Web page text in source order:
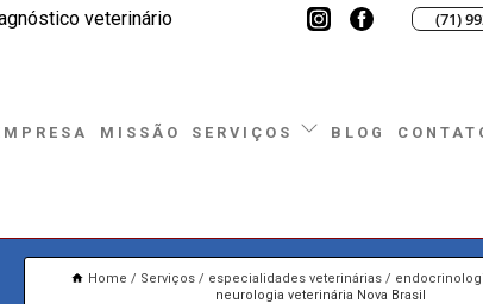
veterinário (71)
MISSÃO SERVIÇOS BLOG
Home Serviços especialidades veterinárias
neurologia veterinária Nova Brasil